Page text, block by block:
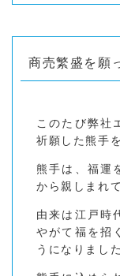
商売繁盛を願
このたび弊社
祈願した熊手
熊手は、福運
から親しまれ
由来は江戸時
やがて福を招
うになりました